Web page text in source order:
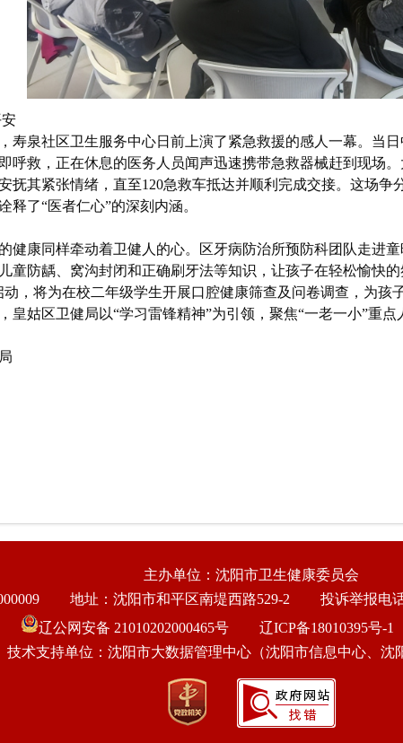
寿泉社区卫生服务中心日前上演了紧急救援的感人一幕。当
呼救，正在休息的医务人员闻声迅速携带急救器械赶到现场
抚其紧张情绪，直至120急救车抵达并顺利完成交接。这场
释了“医者仁心”的深刻内涵。
健康同样牵动着卫健人的心。区牙病防治所预防科团队走进
童防龋、窝沟封闭和正确刷牙法等知识，让孩子在轻松愉快
，将为在校二年级学生开展口腔健康筛查及问卷调查，为孩
皇姑区卫健局以“学习雷锋精神”为引领，聚焦“一老一小”重点
主办单位：沈阳市卫生健康委员会
地址：沈阳市和平区南堤西路529-2 投诉举报电
辽公网安备 21010202000465号
辽ICP备18010395号-1
技术支持单位：沈阳市大数据管理中心（沈阳市信息中心、沈